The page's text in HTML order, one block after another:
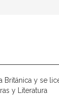
Británica y se
y Literatura